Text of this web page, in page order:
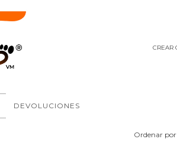
CREAR
DEVOLUCIONES
Ordenar por